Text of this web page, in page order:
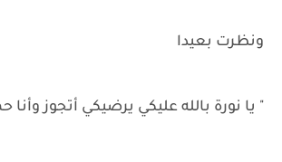
ونظرت بعيدا
" يا نورة بالله عليكي يرضيكي أتجوز وأنا